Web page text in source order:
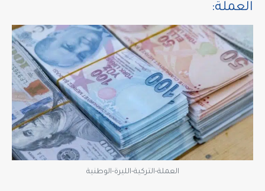
العملة:
العملة-التركية-الليرة-الوطنية